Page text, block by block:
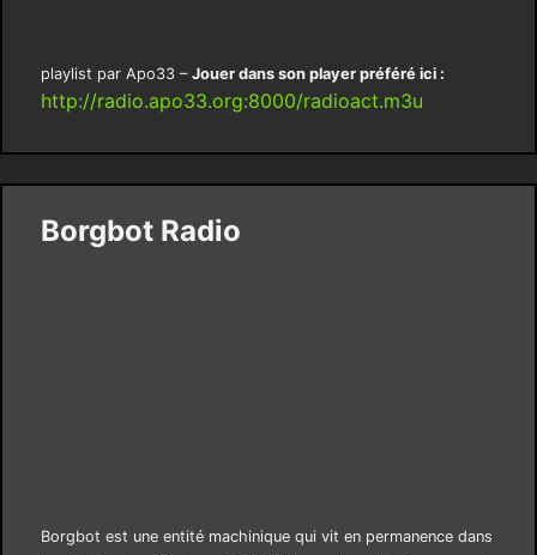
playlist par Apo33 – Jouer dans son player préféré ici :
http://radio.apo33.org:8000/radioact.m3u
Borgbot Radio
Borgbot est une entité machinique qui vit en permanence dans